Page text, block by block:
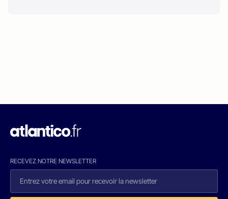
RECEVEZ NOTRE NEWSLETTER